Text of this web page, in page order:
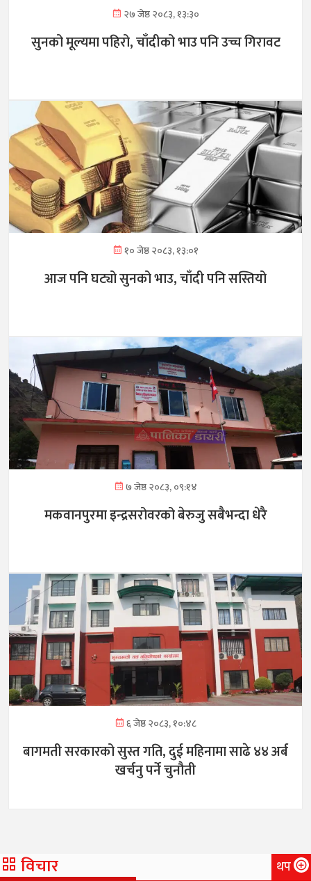
२७ जेष्ठ २०८३, १३:३०
सुनको मूल्यमा पहिरो, चाँदीको भाउ पनि उच्च गिरावट
१० जेष्ठ २०८३, १३:०१
आज पनि घट्यो सुनको भाउ, चाँदी पनि सस्तियो
७ जेष्ठ २०८३, ०९:१४
मकवानपुरमा इन्द्रसरोवरको बेरुजु सबैभन्दा धेरै
६ जेष्ठ २०८३, १०:४८
बागमती सरकारको सुस्त गति, दुई महिनामा साढे ४४ अर्ब
खर्चनु पर्ने चुनौती
विचार थप